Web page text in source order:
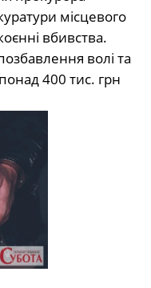
місцевого
вбивства.
волі та
400 тис. грн